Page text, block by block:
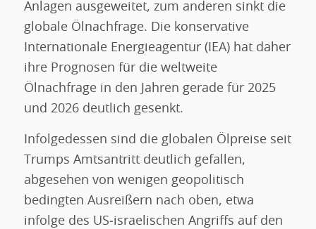
Anlagen ausgeweitet, zum anderen sinkt die
globale Ölnachfrage. Die konservative
Internationale Energieagentur (IEA) hat daher
ihre Prognosen für die weltweite
Ölnachfrage in den Jahren gerade für 2025
und 2026 deutlich gesenkt.
Infolgedessen sind die globalen Ölpreise seit
Trumps Amtsantritt deutlich gefallen,
abgesehen von wenigen geopolitisch
bedingten Ausreißern nach oben, etwa
infolge des US‑israelischen Angriffs auf den